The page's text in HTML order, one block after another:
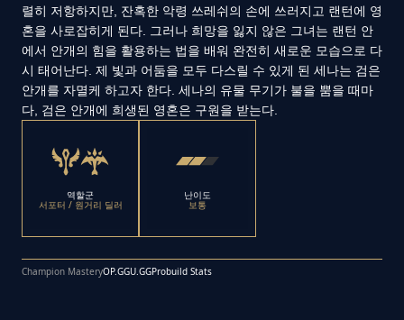
렬히 저항하지만, 잔혹한 악령 쓰레쉬의 손에 쓰러지고 랜턴에 영
혼을 사로잡히게 된다. 그러나 희망을 잃지 않은 그녀는 랜턴 안
에서 안개의 힘을 활용하는 법을 배워 완전히 새로운 모습으로 다
시 태어난다. 제 빛과 어둠을 모두 다스릴 수 있게 된 세나는 검은
안개를 자멸케 하고자 한다. 세나의 유물 무기가 불을 뿜을 때마
다, 검은 안개에 희생된 영혼은 구원을 받는다.
역할군
서포터 / 원거리 딜러
난이도
보통
Champion MasteryOP.GGU.GGProbuild Stats